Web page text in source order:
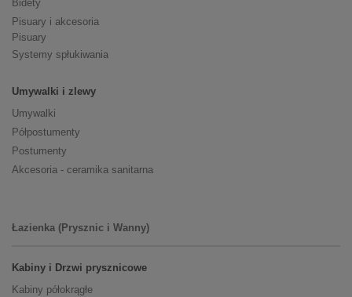
Bidety
Pisuary i akcesoria
Pisuary
Systemy spłukiwania
Umywalki i zlewy
Umywalki
Półpostumenty
Postumenty
Akcesoria - ceramika sanitarna
Łazienka (Prysznic i Wanny)
Kabiny i Drzwi prysznicowe
Kabiny półokrągłe